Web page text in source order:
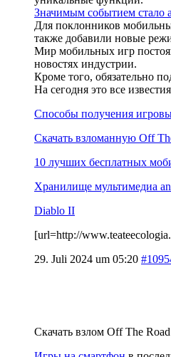
Значимым событием стало
Для поклонников
также добавили новые
Мир мобильных игр
новостях индустрии.
Кроме того, обязательно
На сегодня это все
Способы получения
Скачать взломанную Off
10 лучших бесплатных
Хранилище мультимедиа
Diablo II
[url=http://
29. Juli 2024 um 05:20
Скачать взлом Off The